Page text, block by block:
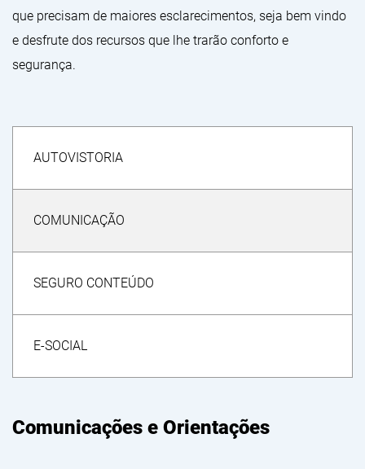
que precisam de maiores esclarecimentos, seja bem vindo
e desfrute dos recursos que lhe trarão conforto e
segurança.
AUTOVISTORIA
COMUNICAÇÃO
SEGURO CONTEÚDO
E-SOCIAL
Comunicações e Orientações